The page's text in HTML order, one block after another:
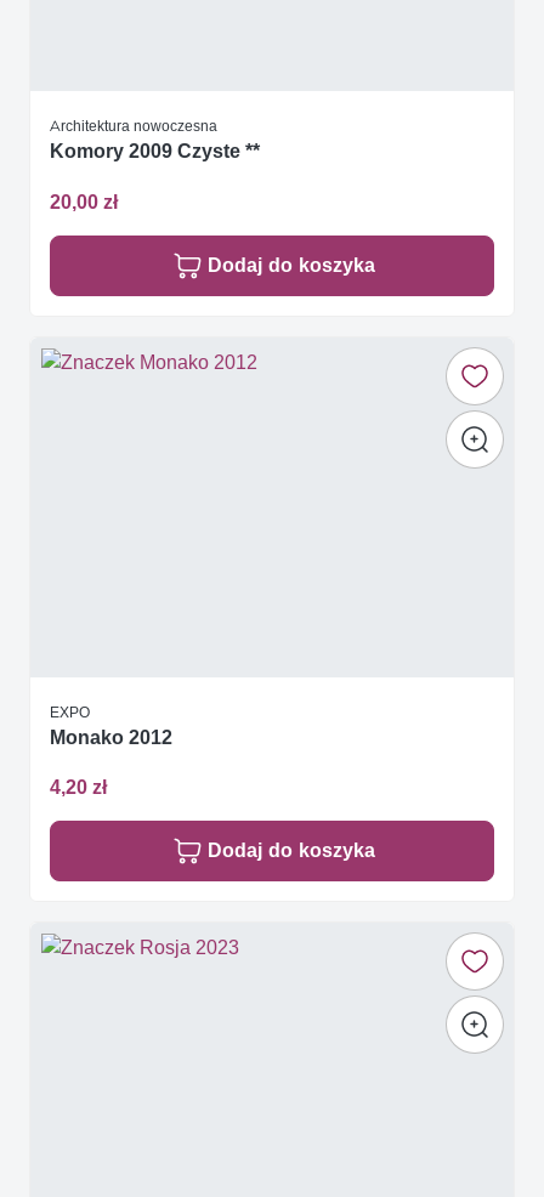
Architektura nowoczesna
Komory 2009 Czyste **
20,00 zł
Dodaj do koszyka
EXPO
Monako 2012
4,20 zł
Dodaj do koszyka